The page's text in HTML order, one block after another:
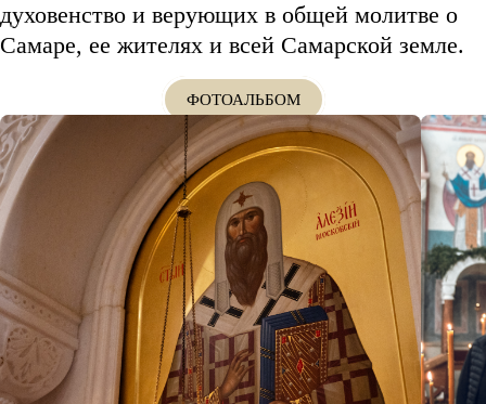
духовенство и верующих в общей молитве о
Самаре, ее жителях и всей Самарской земле.
ФОТОАЛЬБОМ